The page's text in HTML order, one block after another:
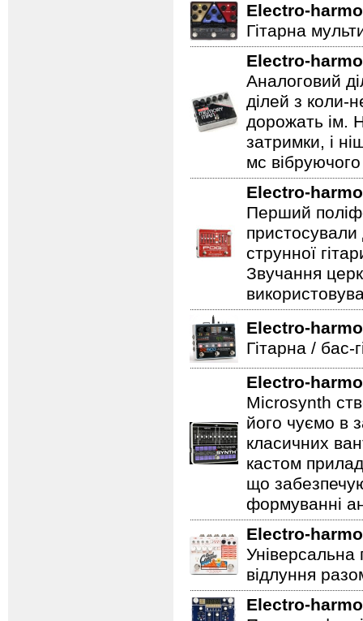
Electro-
Гітарна
Electro-
Аналоговий
ділей з коли-
дорожать ім.
затримки, і
мс
Electro-
Перший
пристосували
струнної
Звучання
Electro-
Гітарна / бас-
Electro-
Microsynth
його чуємо в
класичних
кастом
що
формуванні
Electro-
Універсальна
відлуння
Electro-